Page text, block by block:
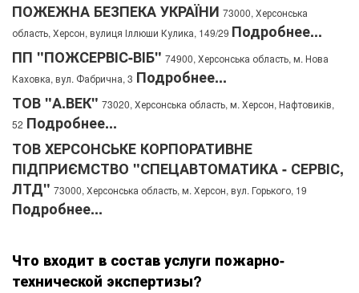
ПОЖЕЖНА БЕЗПЕКА УКРАЇНИ 73000, Херсонська
область, Херсон, вулиця Іллюши Кулика, 149/29 Подробнее...
ПП "ПОЖСЕРВІС-ВІБ" 74900, Херсонська область, м. Нова
Каховка, вул. Фабрична, 3 Подробнее...
ТОВ "А.ВЕК" 73020, Херсонська область, м. Херсон, Нафтовиків,
52 Подробнее...
ТОВ ХЕРСОНСЬКЕ КОРПОРАТИВНЕ
ПІДПРИЄМСТВО "СПЕЦАВТОМАТИКА - СЕРВІС,
ЛТД" 73000, Херсонська область, м. Херсон, вул. Горького, 19
Подробнее...
Что входит в состав услуги пожарно-
технической экспертизы?